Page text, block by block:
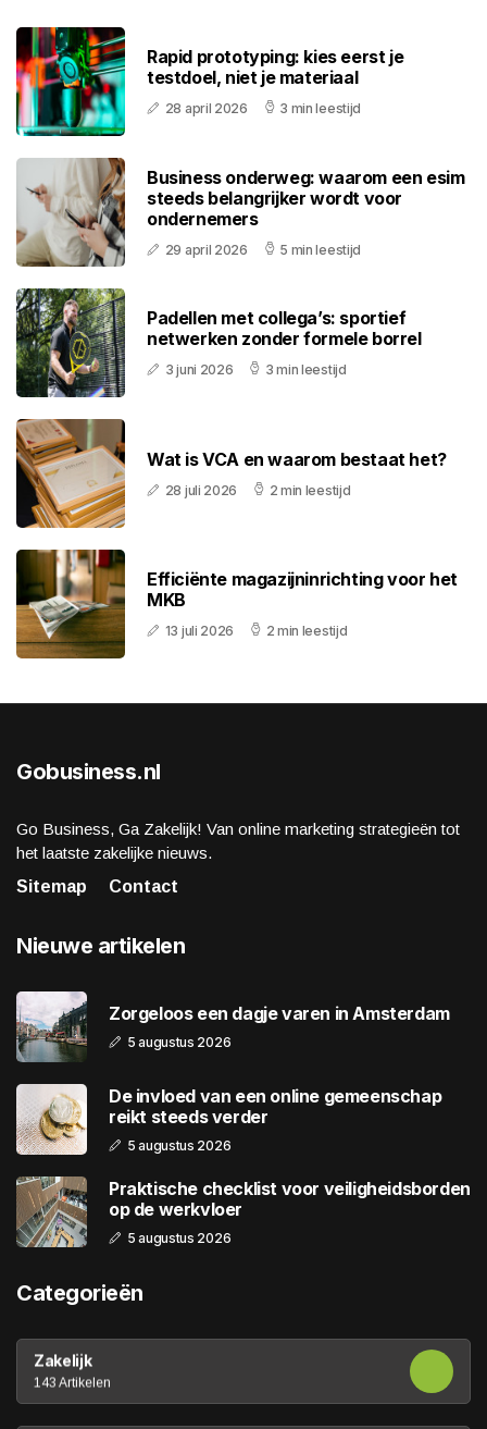
Rapid prototyping: kies eerst je
testdoel, niet je materiaal
28 april 2026 3 min leestijd
Business onderweg: waarom een esim
steeds belangrijker wordt voor
ondernemers
29 april 2026 5 min leestijd
Padellen met collega’s: sportief
netwerken zonder formele borrel
3 juni 2026 3 min leestijd
Wat is VCA en waarom bestaat het?
28 juli 2026 2 min leestijd
Efficiënte magazijninrichting voor het
MKB
13 juli 2026 2 min leestijd
Gobusiness.nl
Go Business, Ga Zakelijk! Van online marketing strategieën tot
het laatste zakelijke nieuws.
Sitemap
Contact
Nieuwe artikelen
Zorgeloos een dagje varen in Amsterdam
5 augustus 2026
De invloed van een online gemeenschap
reikt steeds verder
5 augustus 2026
Praktische checklist voor veiligheidsborden
op de werkvloer
5 augustus 2026
Categorieën
Zakelijk
143 Artikelen